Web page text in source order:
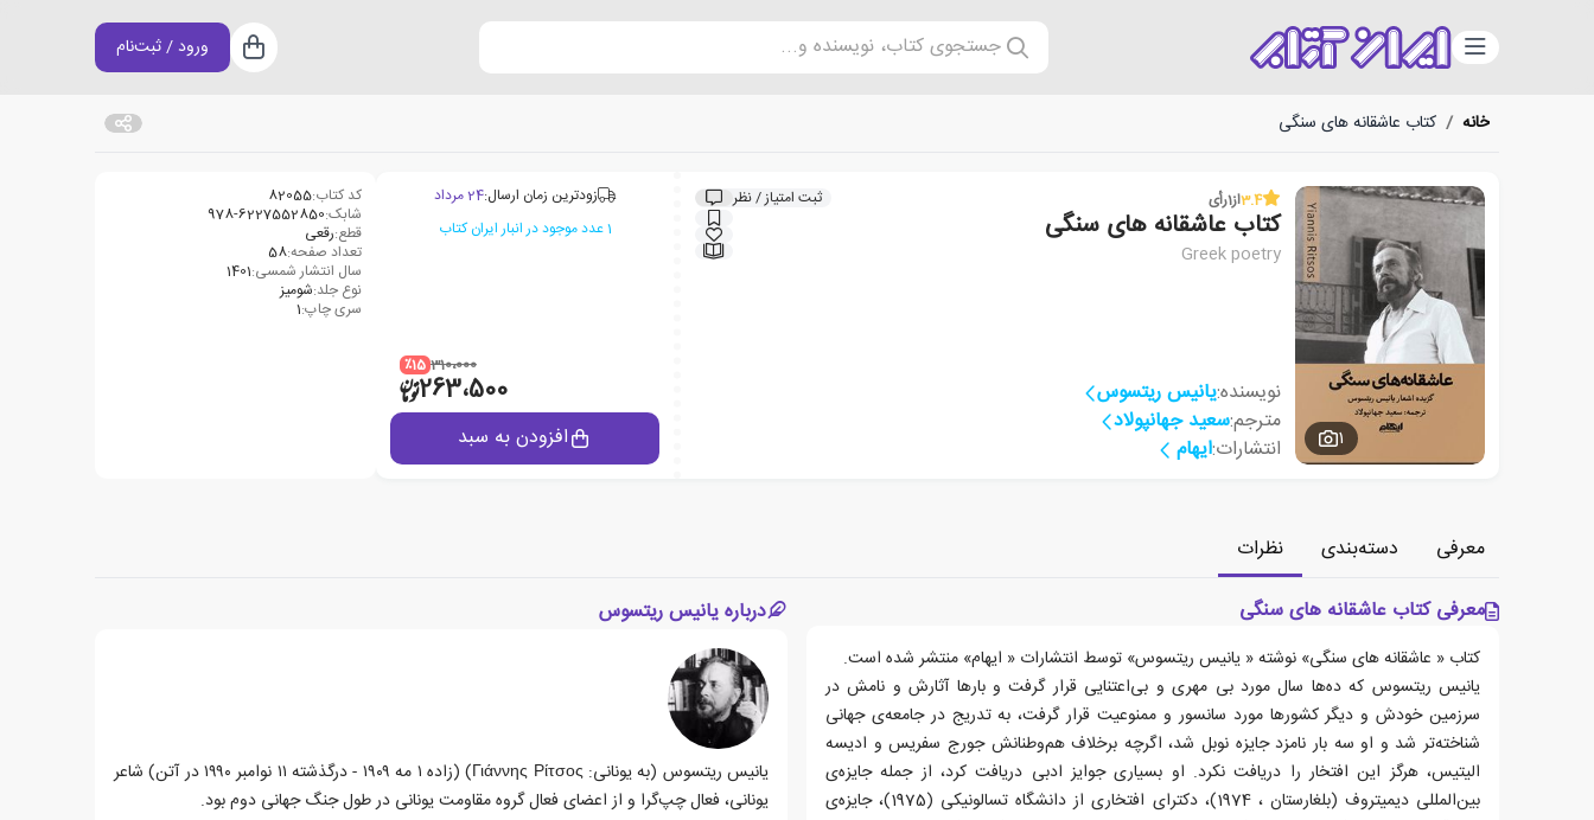
دسته‌بندی جستجوی کتاب، نویسنده و... سبد خرید
ورود / ثبت‌نام
خانه / کتاب عاشقانه های سنگی
1
3.4از1رأی ثبت امتیاز / نظر
کتاب عاشقانه های سنگی
Greek poetry
نویسنده:یانیس ریتسوس
مترجم:سعید جهانپولاد
انتشارات:ایهام
زودترین زمان ارسال:24 مرداد
1 عدد موجود در انبار ایران کتاب
310،000 ٪15
263،500
افزودن به سبد
کد کتاب:82055
شابک:978-6227552850
قطع:رقعی
تعداد صفحه:58
سال انتشار شمسی:1401
نوع جلد:شومیز
سری چاپ:1
معرفی دسته‌بندی
نظرات
معرفی کتاب عاشقانه های سنگی
کتاب « عاشقانه های سنگی» نوشته « یانیس ریتسوس» توسط انتشارات « ایهام» منتشر شده است.
یانیس ریتسوس که ده‌ها سال مورد بی‌ مهری و بی‌اعتنایی قرار گرفت و بارها آثارش و نامش در
سرزمین خودش و دیگر کشورها مورد سانسور و ممنوعیت قرار گرفت، به تدریج در جامعه‌ی جهانی
شناخته‌تر شد و او سه بار نامزد جایزه نوبل شد، اگرچه برخلاف هم‌وطنانش جورج سفریس و ادیسه
الیتیس، هرگز این افتخار را دریافت نکرد. او بسیاری جوایز ادبی دریافت کرد، از جمله جایزه‌ی
بین‌المللی دیمیتروف (بلغارستان ، 1974)، دکترای افتخاری از دانشگاه تسالونیکی (1975)، جایزه‌ی
درباره یانیس ریتسوس
یانیس ریتسوس (به یونانی: Γιάννης Ρίτσος) (زاده ۱ مه ۱۹۰۹ - درگذشته ۱۱ نوامبر ۱۹۹۰ در آتن) شاعر
یونانی، فعال چپ‌گرا و از اعضای فعال گروه مقاومت یونانی در طول جنگ جهانی دوم بود.